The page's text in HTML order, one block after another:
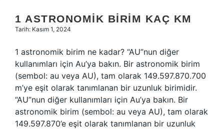
1 ASTRONOMIK BIRIM KAÇ KM
Tarih: Kasım 1, 2024
1 astronomik birim ne kadar? “AU”nun diğer
kullanımları için Au’ya bakın. Bir astronomik birim
(sembol: au veya AU), tam olarak 149.597.870.700
m’ye eşit olarak tanımlanan bir uzunluk birimidir.
“AU”nun diğer kullanımları için Au’ya bakın. Bir
astronomik birim (sembol: au veya AU), tam olarak
149.597.870’e eşit olarak tanımlanan bir uzunluk